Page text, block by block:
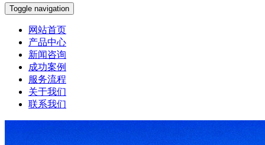
Toggle navigation
网站首页
产品中心
新闻咨询
成功案例
服务流程
关于我们
联系我们